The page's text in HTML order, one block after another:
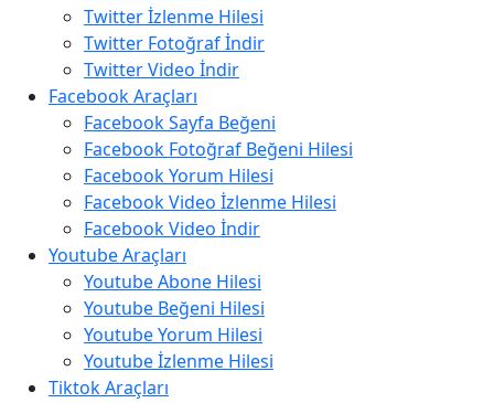
Twitter İzlenme Hilesi
Twitter Fotoğraf İndir
Twitter Video İndir
Facebook Araçları
Facebook Sayfa Beğeni
Facebook Fotoğraf Beğeni Hilesi
Facebook Yorum Hilesi
Facebook Video İzlenme Hilesi
Facebook Video İndir
Youtube Araçları
Youtube Abone Hilesi
Youtube Beğeni Hilesi
Youtube Yorum Hilesi
Youtube İzlenme Hilesi
Tiktok Araçları